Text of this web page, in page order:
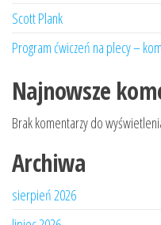
Scott Plank
Program ćwiczeń na plecy –
Najnowsze
Brak komentarzy do
Archiwa
sierpień 2026